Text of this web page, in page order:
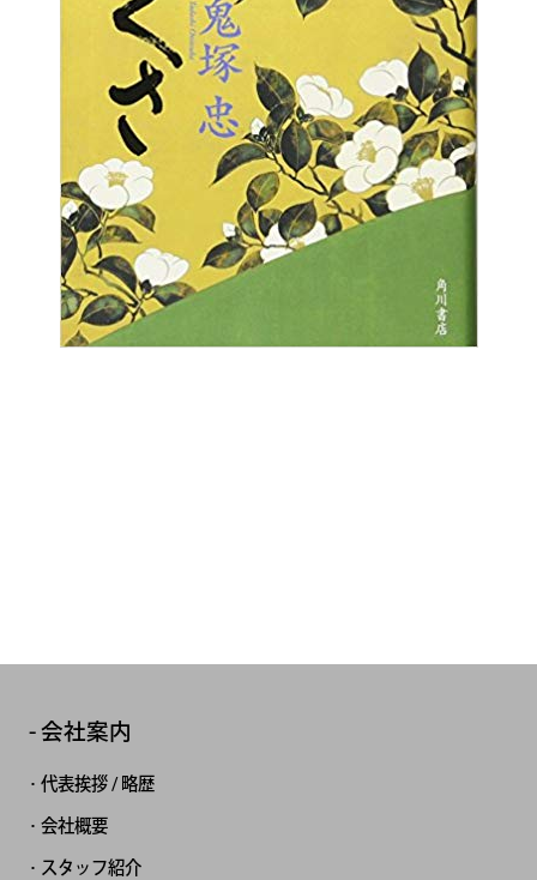
会社案内
代表挨拶 / 略歴
会社概要
スタッフ紹介